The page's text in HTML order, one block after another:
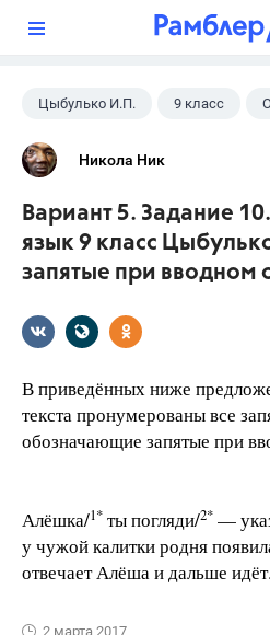
Цыбулько И.П. 9 класс
Русский язык
Никола Ник
Вариант 5. Задание
язык 9 класс
запятые при вводном
В приведённых ниже
текста пронумерованы все
обозначающие запятые при
Алёшка/1* ты погляди/2* —
у чужой калитки родня
отвечает Алёша и дальше идёт.
2 марта 2017